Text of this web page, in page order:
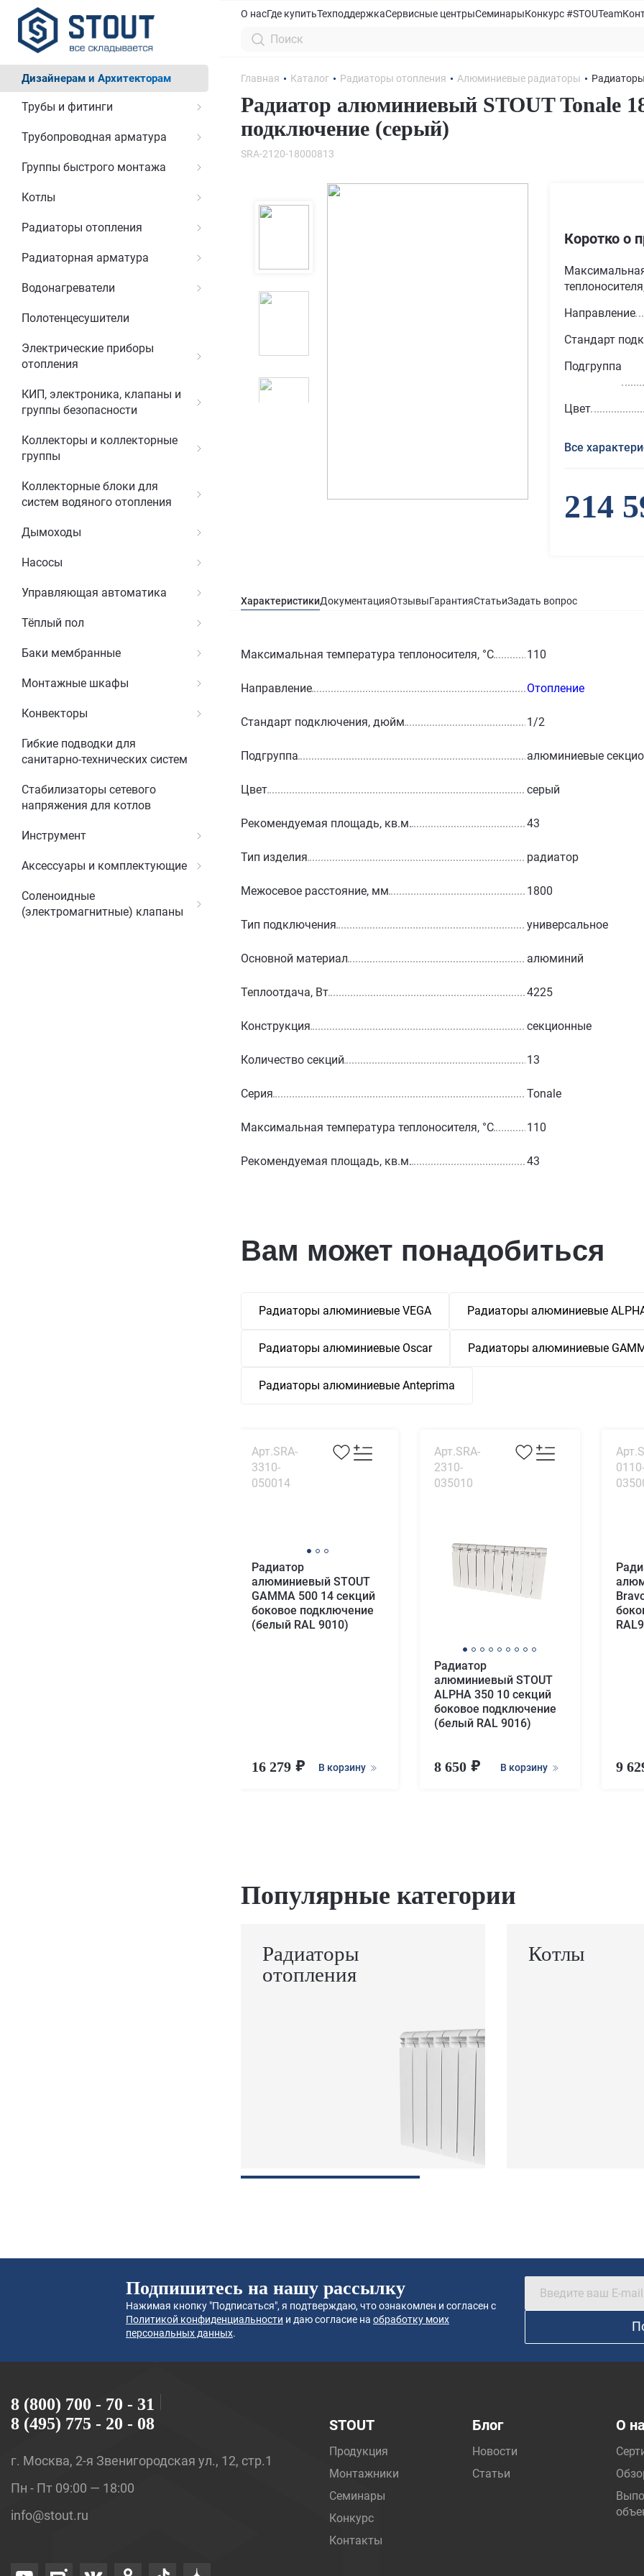
Дизайнерам и Архитекторам
Трубы и фитинги
Трубопроводная арматура
Группы быстрого монтажа
Котлы
Радиаторы отопления
Радиаторная арматура
Водонагреватели
Полотенцесушители
Электрические приборы
отопления
КИП, электроника, клапаны и
группы безопасности
Коллекторы и коллекторные
группы
Коллекторные блоки для
систем водяного отопления
Дымоходы
Насосы
Управляющая автоматика
Тёплый пол
Баки мембранные
Монтажные шкафы
Конвекторы
Гибкие подводки для
санитарно-технических систем
Стабилизаторы сетевого
напряжения для котлов
Инструмент
Аксессуары и комплектующие
Соленоидные
(электромагнитные) клапаны
О насГде купитьТехподдержкаСервисные центрыСеминарыКонкурс #STOUTeam
Главная Каталог Радиаторы отопления Алюминиевые радиаторы
Радиатор алюминиевый STOUT Tonale
подключение (серый)
SRA-2120-18000813
Коротко о
Направление
Стандарт
Подгруппа
Цвет
Все
214
ХарактеристикиДокументацияОтзывыГарантияСтатьиЗадать вопрос
Максимальная температура теплоносителя, °С 110
Направление Отопление
Стандарт подключения, дюйм 1/2
Подгруппа алюминиевые
Цвет серый
Рекомендуемая площадь, кв.м. 43
Тип изделия радиатор
Межосевое расстояние, мм 1800
Тип подключения универсальное
Основной материал алюминий
Теплоотдача, Вт 4225
Конструкция секционные
Количество секций 13
Серия Tonale
Максимальная температура теплоносителя, °С 110
Рекомендуемая площадь, кв.м. 43
Вам может понадобиться
Радиаторы алюминиевые VEGA Радиаторы алюминиевые
Радиаторы алюминиевые Oscar Радиаторы алюминиевые
Радиаторы алюминиевые Anteprima
Арт.SRA-
3310-
050014
Радиатор
алюминиевый STOUT
GAMMA 500 14 секций
боковое подключение
(белый RAL 9010)
16 279 В корзину
Арт.SRA-
2310-
035010
Радиатор
алюминиевый STOUT
ALPHA 350 10 секций
боковое подключение
(белый RAL 9016)
8 650 В корзину
0110-
9
Популярные категории
Радиаторы
отопления
Котлы
Подпишитесь на нашу рассылку
Нажимая кнопку "Подписаться", я подтверждаю, что ознакомлен и согласен с
Политикой конфиденциальности и даю согласие на обработку моих
персональных данных.
8 (800) 700 - 70 - 31
8 (495) 775 - 20 - 08
г. Москва, 2-я Звенигородская ул., 12, стр.1
Пн - Пт 09:00 — 18:00
info@stout.ru
STOUT
Продукция
Монтажники
Семинары
Конкурс
Контакты
Блог
Новости
Статьи
О